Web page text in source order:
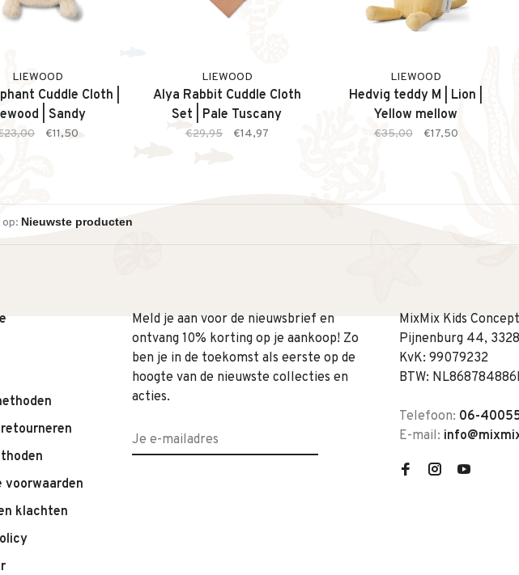
LIEWOOD
Cuddle Cloth |
| Sandy
€11,50
LIEWOOD
Alya Rabbit Cuddle Cloth
Set | Pale Tuscany
€29,95 €14,97
LIEWOOD
Hedvig teddy M | Lion |
Yellow mellow
€35,00 €17,50
voorwaarden
klachten
Meld je aan voor de nieuwsbrief en
ontvang 10% korting op je aankoop! Zo
ben je in de toekomst als eerste op de
hoogte van de nieuwste collecties en
acties.
MixMix Kids
Pijnenburg 44,
KvK: 99079232
BTW:
Telefoon: 06-
E-mail: